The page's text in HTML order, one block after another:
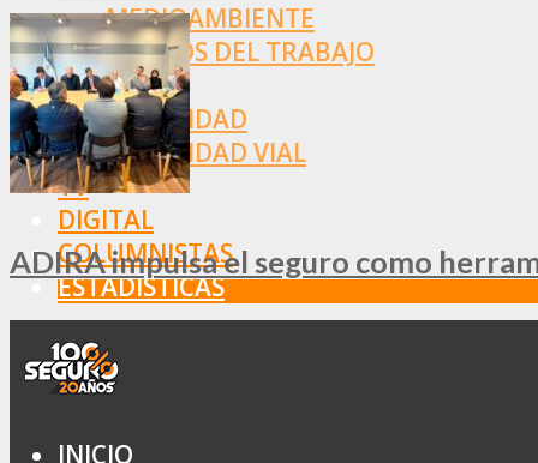
MEDIOAMBIENTE
RIESGOS DEL TRABAJO
SALUD
SEGURIDAD
SEGURIDAD VIAL
TV
DIGITAL
COLUMNISTAS
ESTADÍSTICAS
ADIRA impulsa el seguro como
INICIO